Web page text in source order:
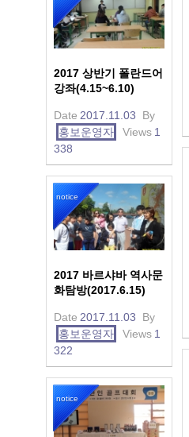
2017 상반기 폴란드어
강좌(4.15~6.10)
Date 2017.11.03
By
홍보운영자
Views 1
338
notice
2017 바르샤바 역사문
화탐방(2017.6.15)
Date 2017.11.03
By
홍보운영자
Views 1
322
notice